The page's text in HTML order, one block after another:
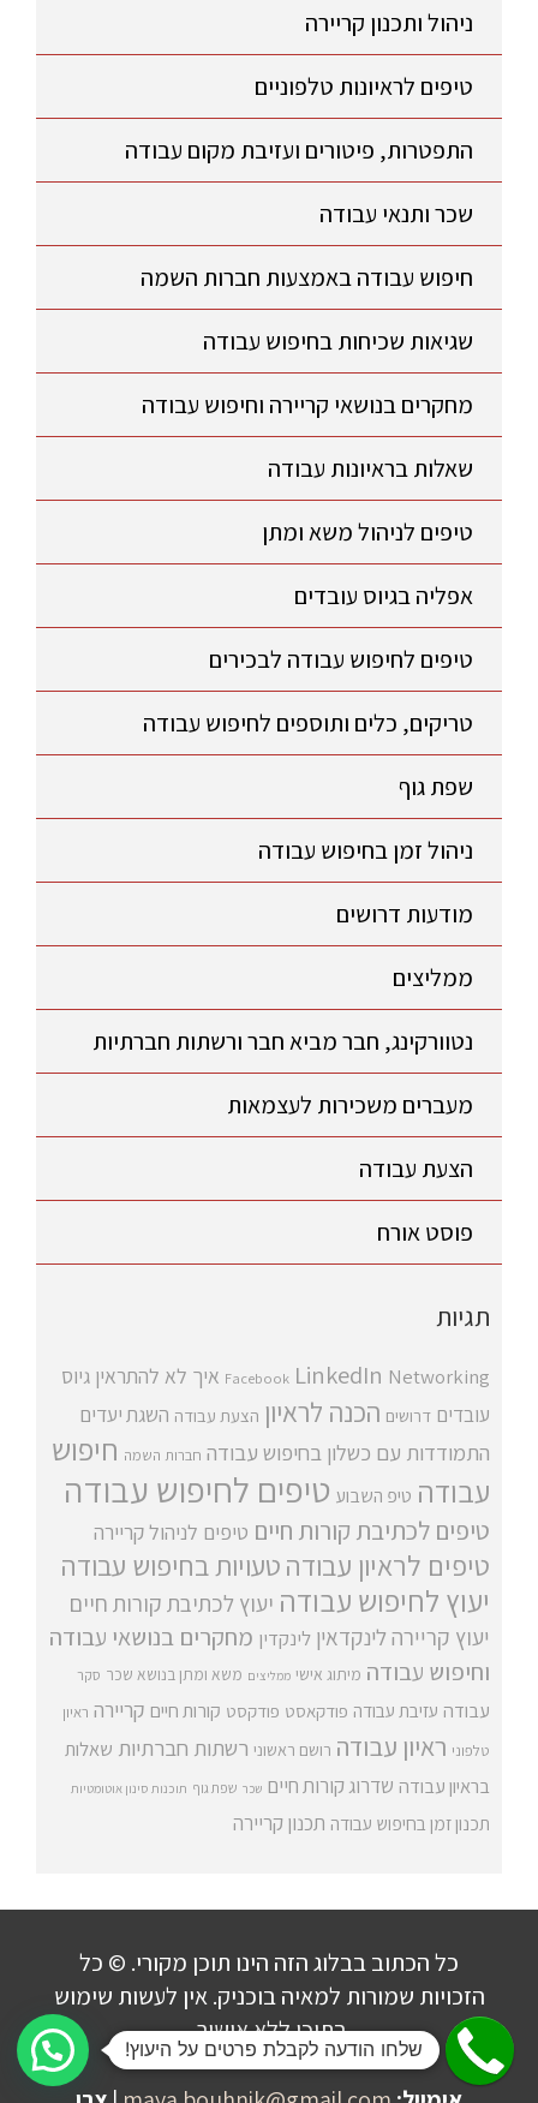
ניהול ותכנון קריירה
טיפים לראיונות טלפוניים
התפטרות, פיטורים ועזיבת מקום עבודה
שכר ותנאי עבודה
חיפוש עבודה באמצעות חברות השמה
שגיאות שכיחות בחיפוש עבודה
מחקרים בנושאי קריירה וחיפוש עבודה
שאלות בראיונות עבודה
טיפים לניהול משא ומתן
אפליה בגיוס עובדים
טיפים לחיפוש עבודה לבכירים
טריקים, כלים ותוספים לחיפוש עבודה
שפת גוף
ניהול זמן בחיפוש עבודה
מודעות דרושים
ממליצים
נטוורקינג, חבר מביא חבר ורשתות חברתיות
מעברים משכירות לעצמאות
הצעת עבודה
פוסט אורח
תגיות
Facebook LinkedIn Networking איך לא להתראין גיוס
עובדים דרושים הכנה לראיון הצעת עבודה השגת יעדים
התמודדות עם כשלון בחיפוש עבודה חברות השמה חיפוש
עבודה טיפ השבוע טיפים לחיפוש עבודה
טיפים לכתיבת קורות חיים טיפים לניהול קריירה
טיפים לראיון עבודהטעויות בחיפוש עבודה
יעוץ לחיפוש עבודה יעוץ לכתיבת קורות חיים
יעוץ קריירה לינקדאין לינקדין מחקרים בנושאי עבודה
וחיפוש עבודה מיתוג אישי ממליצים משא ומתן בנושא שכר סקר
עבודה עזיבת עבודה פודקאסט פודקסט קורות חיים קריירה ראיון
טלפוני ראיון עבודה רושם ראשוני רשתות חברתיות שאלות
בראיון עבודה שדרוג קורות חיים שכר שפת גוף תוכנות סינון אוטומטיות
תכנון זמן בחיפוש עבודה תכנון קריירה
כל הכתוב בבלוג הזה הינו תוכן מקורי. © כל
הזכויות שמורות למאיה בוכניק. אין לעשות שימוש
בתוכן ללא אישור.
שלחו הודעה לקבלת פרטים על היעוץ!